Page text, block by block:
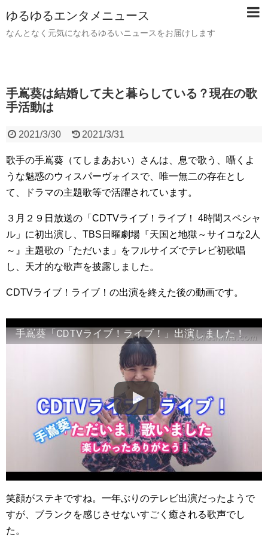
ゆるゆるエンタメニュース
なんとなく元気になれるゆるいニュースをお届けします
手嶌葵は結婚して夫と暮らしている？現在の歌
手活動は
2021/3/30 2021/3/31
歌手の手嶌葵（てしまあおい）さんは、息で歌う、囁くよ
うな魅惑のウィスパーヴォイスで、唯一無二の存在とし
て、ドラマの主題歌等で活躍されています。
３月２９日放送の「CDTVライブ！ライブ！ 4時間スペシャ
ル」に初出演し、TBS日曜劇場『天国と地獄～サイコな2人
～』主題歌の「ただいま」をフルサイズでテレビ初歌唱
し、天才的な歌声を披露しました。
CDTVライブ！ライブ！の出演を終えた後の動画です。
手嶌葵「CDTVライブ！ライブ！」出演しました！
笑顔がステキですね。一年ぶりのテレビ出演だったようで
すが、ブランクを感じさせないすごく癒される歌声でし
た。